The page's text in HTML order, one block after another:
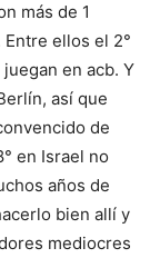
más de 1
ellos el 2°
en acb. Y
así que
de
en Israel no
años de
bien allí y
mediocres